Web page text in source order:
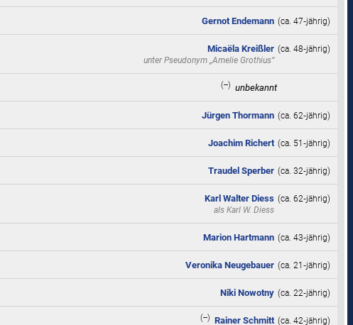
Gernot Endemann (ca. 47‑jährig)
Micaëla Kreißler
unter Pseudonym „Amelie Grothius“
(ca. 48‑jährig)
(--) unbekannt
Jürgen Thormann (ca. 62‑jährig)
Joachim Richert (ca. 51‑jährig)
Traudel Sperber (ca. 32‑jährig)
Karl Walter Diess
als Karl W. Diess
(ca. 62‑jährig)
Marion Hartmann (ca. 43‑jährig)
Veronika Neugebauer (ca. 21‑jährig)
Niki Nowotny (ca. 22‑jährig)
(--) Rainer Schmitt (ca. 42‑jährig)